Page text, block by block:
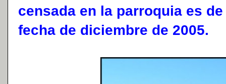
censada en la parroquia es
fecha de diciembre de 2005.